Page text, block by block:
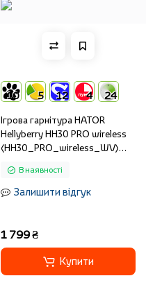
10 5 12 4 24
Ігрова гарнітура HATOR
Hellyberry HH30 PRO wireless
(HH30_PRO_wireless_WV)
В наявності
Залишити відгук
1 799 ₴
Купити